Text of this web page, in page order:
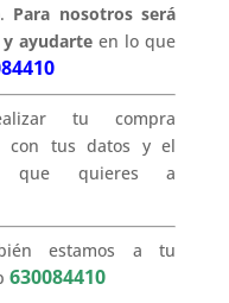
Para nosotros será
ayudarte en lo que
tu compra
con tus datos y el
que quieres a
estamos a tu
630084410